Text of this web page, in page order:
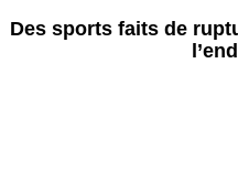
Des sports faits de